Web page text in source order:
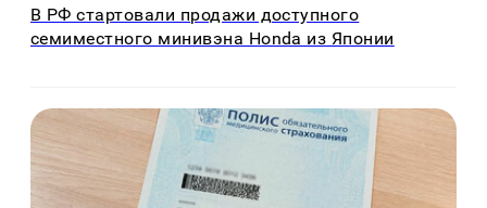
В РФ стартовали продажи доступного
семиместного минивэна Honda из Японии